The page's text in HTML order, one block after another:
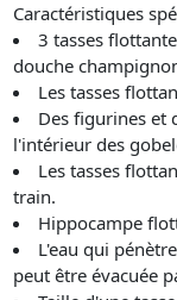
Caractéristiques
3 tasses
douche
Les tasses
Des figurines et
l'intérieur des
Les tasses
train.
Hippocampe
L'eau qui
peut être évacuée